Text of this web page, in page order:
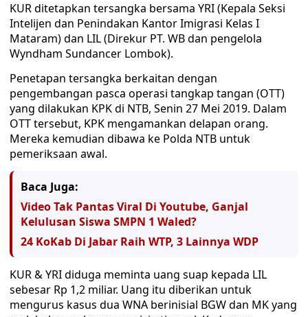
KUR ditetapkan tersangka bersama YRI (Kepala Seksi
Intelijen dan Penindakan Kantor Imigrasi Kelas I
Mataram) dan LIL (Direkur PT. WB dan pengelola
Wyndham Sundancer Lombok).
Penetapan tersangka berkaitan dengan
pengembangan pasca operasi tangkap tangan (OTT)
yang dilakukan KPK di NTB, Senin 27 Mei 2019. Dalam
OTT tersebut, KPK mengamankan delapan orang.
Mereka kemudian dibawa ke Polda NTB untuk
pemeriksaan awal.
Baca Juga:
Video Tak Pantas Viral Di Youtube, Ganjal
Kelulusan Siswa SMPN 1 Waled?
24 KoKab Di Jabar Raih WTP, 3 Lainnya WDP
KUR & YRI diduga meminta uang suap kepada LIL
sebesar Rp 1,2 miliar. Uang itu diberikan untuk
mengurus kasus dua WNA berinisial BGW dan MK yang